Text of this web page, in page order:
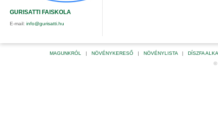
GURISATTI FAISKOLA
E-mail: info@gurisatti.hu
MAGUNKRÓL | NÖVÉNYKERESŐ | NÖVÉNYLISTA |
DÍSZFA
©